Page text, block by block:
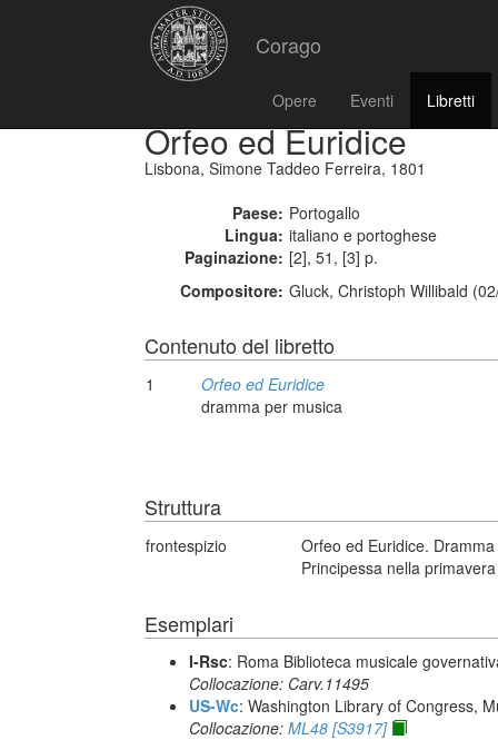
Corago
Opere Eventi Libretti
Orfeo ed Euridice
Lisbona, Simone Taddeo Ferreira, 1801
Paese: Portogallo
Lingua: italiano e portoghese
Paginazione: [2], 51, [3] p.
Compositore: Gluck, Christoph Willibald
Contenuto del libretto
1
Orfeo ed Euridice
dramma per musica
Struttura
frontespizio
Orfeo ed Euridice.
Principessa nella
Esemplari
I-Rsc: Roma Biblioteca musicale
Collocazione: Carv.11495
US-Wc: Washington Library of Congress,
Collocazione: ML48 [S3917]